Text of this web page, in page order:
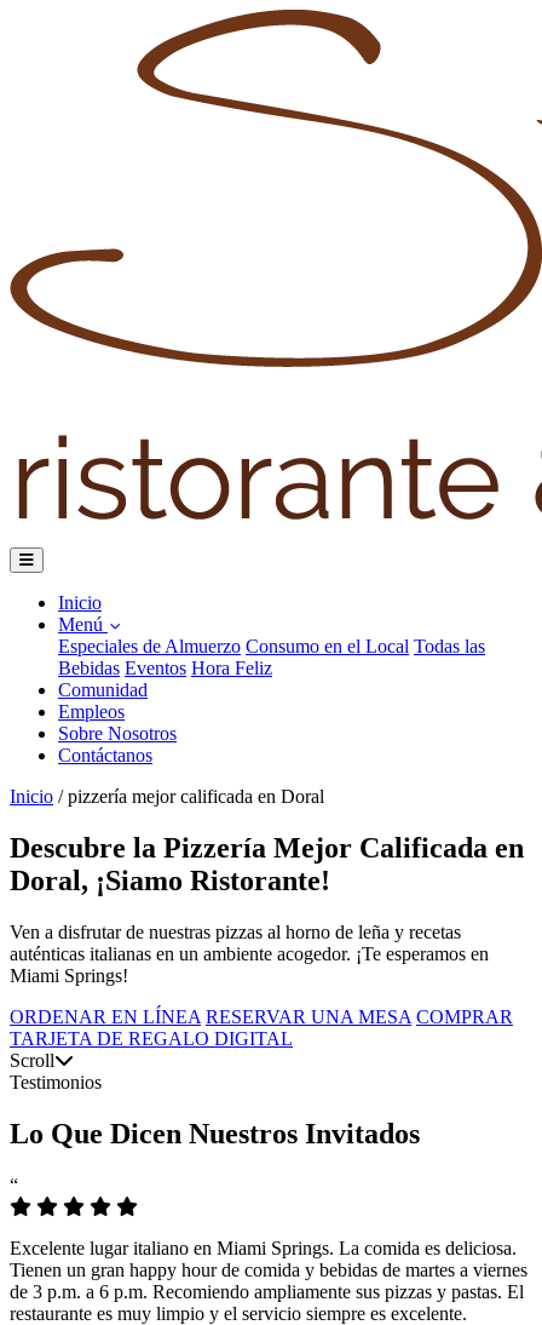
Inicio
Menú
Especiales de Almuerzo Consumo en el Local Todas las
Bebidas Eventos Hora Feliz
Comunidad
Empleos
Sobre Nosotros
Contáctanos
Inicio / pizzería mejor calificada en Doral
Descubre la Pizzería Mejor Calificada en
Doral, ¡Siamo Ristorante!
Ven a disfrutar de nuestras pizzas al horno de leña y recetas
auténticas italianas en un ambiente acogedor. ¡Te esperamos en
Miami Springs!
ORDENAR EN LÍNEA RESERVAR UNA MESA COMPRAR
TARJETA DE REGALO DIGITAL
Scroll
Testimonios
Lo Que Dicen Nuestros Invitados
“
Excelente lugar italiano en Miami Springs. La comida es deliciosa.
Tienen un gran happy hour de comida y bebidas de martes a viernes
de 3 p.m. a 6 p.m. Recomiendo ampliamente sus pizzas y pastas. El
restaurante es muy limpio y el servicio siempre es excelente.